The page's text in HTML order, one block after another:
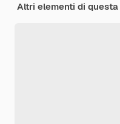
Altri elementi di